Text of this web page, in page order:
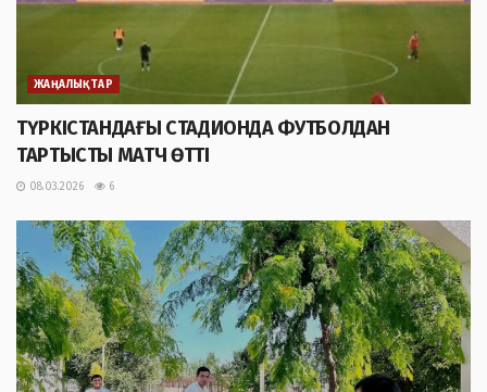
ЖАҢАЛЫҚТАР
ТҮРКІСТАНДАҒЫ СТАДИОНДА ФУТБОЛДАН
ТАРТЫСТЫ МАТЧ ӨТТІ
08.03.2026 6